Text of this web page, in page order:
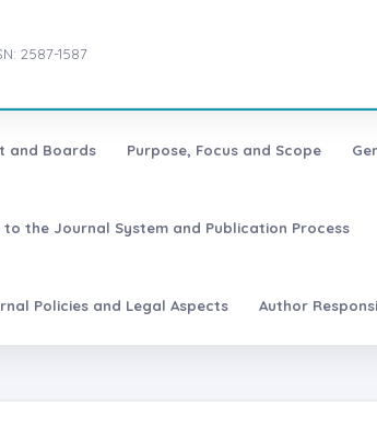
2587-1587
and Boards Purpose, Focus and Scope
the Journal System and Publication Process
Policies and Legal Aspects Author